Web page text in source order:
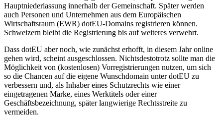
Hauptniederlassung innerhalb der Gemeinschaft. Später werden
auch Personen und Unternehmen aus dem Europäischen
Wirtschaftsraum (EWR) dotEU-Domains registrieren können.
Schweizern bleibt die Registrierung bis auf weiteres verwehrt.
Dass dotEU aber noch, wie zunächst erhofft, in diesem Jahr online
gehen wird, scheint ausgeschlossen. Nichtsdestotrotz sollte man die
Möglichkeit von (kostenlosen) Vorregistrierungen nutzen, um sich
so die Chancen auf die eigene Wunschdomain unter dotEU zu
verbessern und, als Inhaber eines Schutzrechts wie einer
eingetragenen Marke, eines Werktitels oder einer
Geschäftsbezeichnung, später langwierige Rechtsstreite zu
vermeiden.